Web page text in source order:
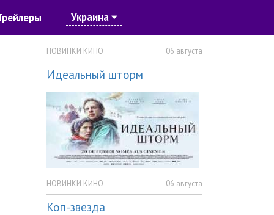
Украина
НОВИНКИ КИНО 06 августа
Идеальный шторм
НОВИНКИ КИНО 06 августа
Коп-звезда